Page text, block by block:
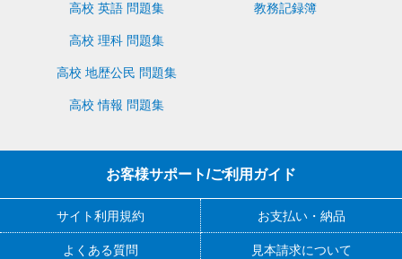
高校 英語 問題集
高校 理科 問題集
高校 地歴公民 問題集
高校 情報 問題集
教務記録簿
お客様サポート/ご利用ガイド
サイト利用規約 お支払い・納品
よくある質問 見本請求について